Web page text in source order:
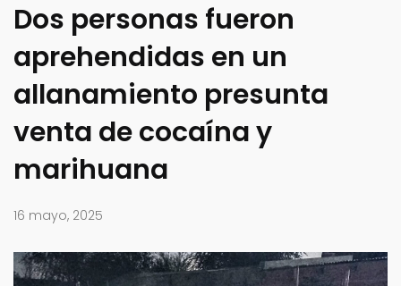
Dos personas fueron
aprehendidas en un
allanamiento presunta
venta de cocaína y
marihuana
16 mayo, 2025